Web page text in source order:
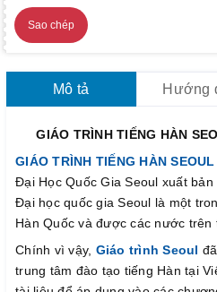
Sao chép
Mô tả Hướng
GIÁO TRÌNH TIẾNG HÀN
GIÁO TRÌNH TIẾNG HÀN
Đại Học Quốc Gia Seoul xuất bản
Đại học quốc gia Seoul là một
Hàn Quốc và được các nước trên
Chính vì vậy, Giáo trình Seoul
trung tâm đào tạo tiếng Hàn tại